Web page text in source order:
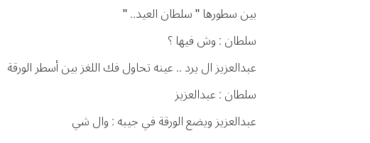
بين سطورها " سلطان العيد.. "
سلطان : وش فيها ؟
عبدالعزيز ال يرد .. عينه تحاول فك اللغز بين أسطر الورقة
سلطان : عبدالعزيز
عبدالعزيز ويضع الورقة في جيبه : وال شي